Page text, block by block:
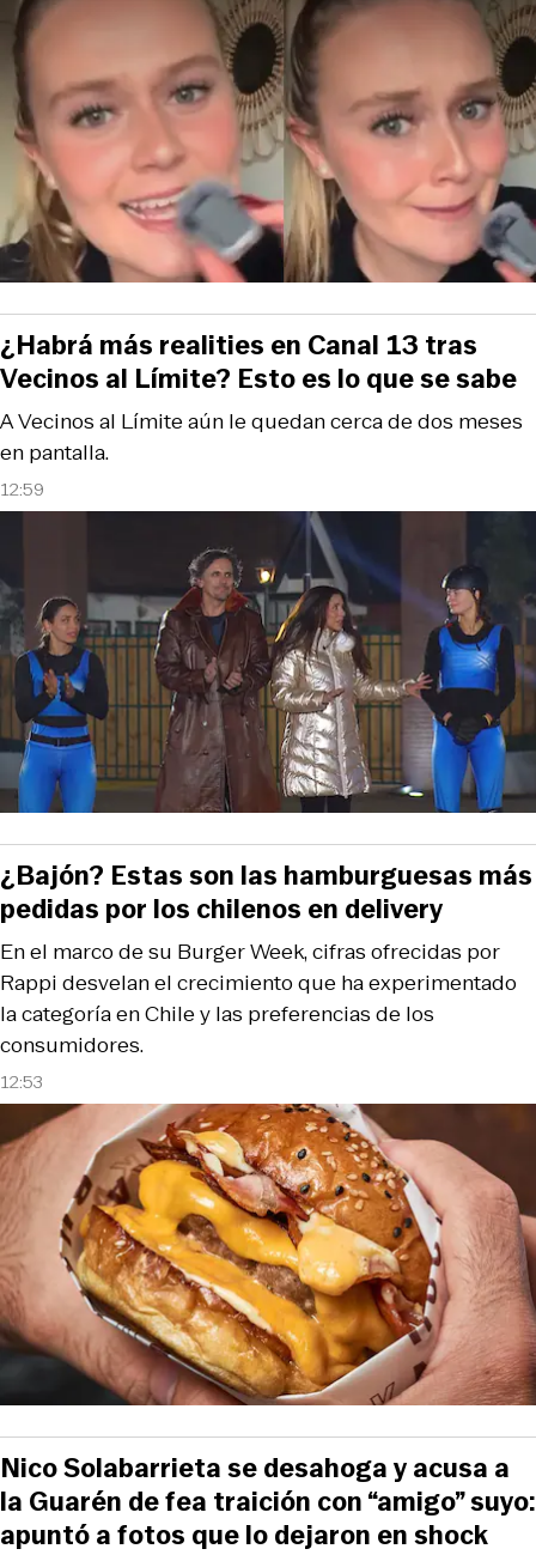
12:59
A Vecinos al Límite aún le quedan cerca de dos meses
en pantalla.
¿Habrá más realities en Canal 13 tras
Vecinos al Límite? Esto es lo que se sabe
12:53
En el marco de su Burger Week, cifras ofrecidas por
Rappi desvelan el crecimiento que ha experimentado
la categoría en Chile y las preferencias de los
consumidores.
¿Bajón? Estas son las hamburguesas más
pedidas por los chilenos en delivery
Nico Solabarrieta se desahoga y acusa a
la Guarén de fea traición con “amigo” suyo:
apuntó a fotos que lo dejaron en shock